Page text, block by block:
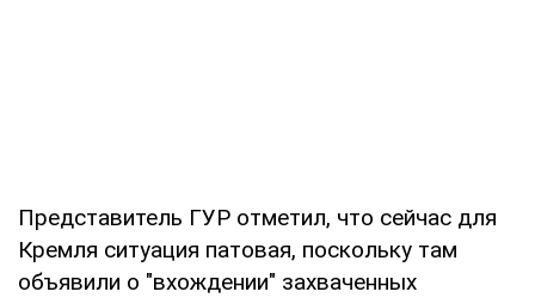
Представитель ГУР отметил, что сейчас для
Кремля ситуация патовая, поскольку там
объявили о "вхождении" захваченных